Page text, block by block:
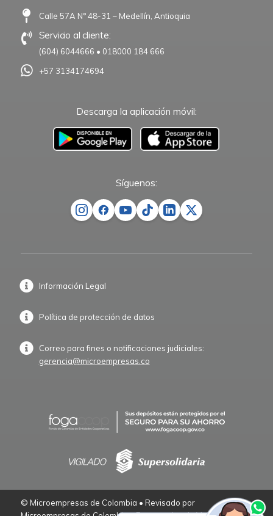
Calle 57A N° 48-31 – Medellín, Antioquia
Servicio al cliente:
(604) 6044666 • 018000 184 666
+57 3134174694
Descarga la aplicación móvil:
–
Síguenos:
Información Legal
Política de protección de datos
Correo para fines o notificaciones judiciales:
gerencia@microempresas.co
© Microempresas de Colombia • Revisado por